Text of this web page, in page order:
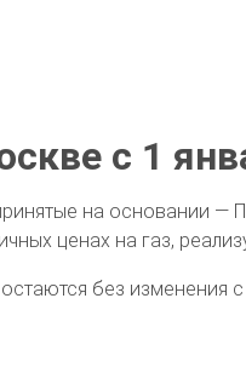
с 1
на основании
ценах на газ,
без